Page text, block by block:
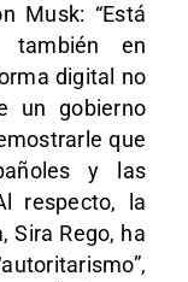
Musk: “Está
también en
digital no
un gobierno
que
y las
respecto, la
Sira Rego, ha